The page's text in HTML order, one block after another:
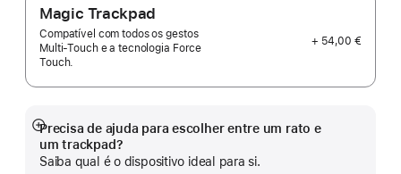
Magic Trackpad
Compatível com todos os gestos
Multi‑Touch e a tecnologia Force
Touch.
+ 54,00 €
Precisa de ajuda para escolher entre um rato e
um trackpad?
Saiba qual é o dispositivo ideal para si.
Veja
mais